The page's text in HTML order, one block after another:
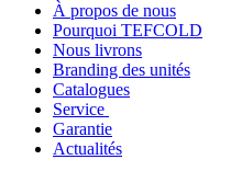
À propos de nous
Pourquoi TEFCOLD
Nous livrons
Branding des unités
Catalogues
Service
Garantie
Actualités